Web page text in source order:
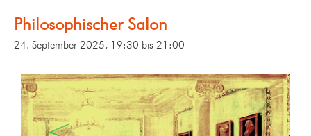
Philosophischer Salon
24. September 2025, 19:30 bis 21:00